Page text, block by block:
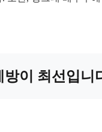
방이 최선입니